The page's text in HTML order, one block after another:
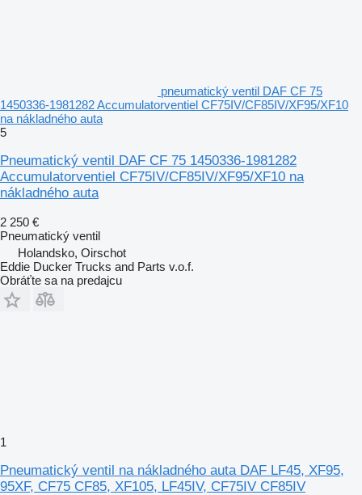
pneumatický ventil DAF CF 75
1450336-1981282 Accumulatorventiel CF75IV/CF85IV/XF95/XF10
na nákladného auta
5
Pneumatický ventil DAF CF 75 1450336-1981282
Accumulatorventiel CF75IV/CF85IV/XF95/XF10 na
nákladného auta
2 250 €
Pneumatický ventil
Holandsko, Oirschot
Eddie Ducker Trucks and Parts v.o.f.
Obráťte sa na predajcu
1
Pneumatický ventil na nákladného auta DAF LF45, XF95,
95XF, CF75 CF85, XF105, LF45IV, CF75IV CF85IV